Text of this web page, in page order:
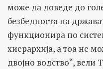
може да доведе до
безбедноста на
функционира по
хиерархија, а тоа не
двојно водство“, вели